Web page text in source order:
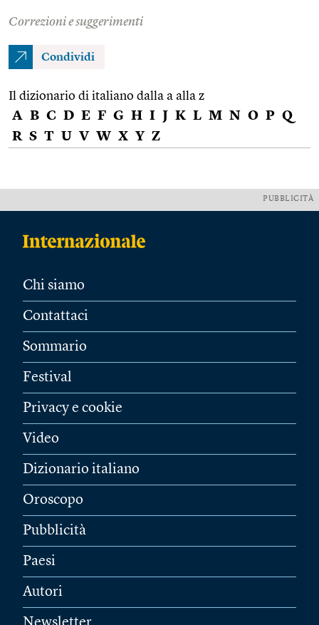
Correzioni e suggerimenti
Condividi
Il dizionario di italiano dalla a alla z
A B C D E F G H I J K L M N O P Q
R S T U V W X Y Z
PUBBLICITÀ
Chi siamo
Contattaci
Sommario
Festival
Privacy e cookie
Video
Dizionario italiano
Oroscopo
Pubblicità
Paesi
Autori